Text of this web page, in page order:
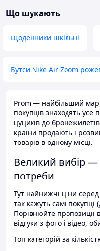
питної води
Що шукають
Щоденники шкільні
Бутси Nike Air Zoom
Prom — найбільший
покупців знаходять усе
цуциків до
країни продають і
товарів в одному місці.
Великий вибір —
потреби
Тут найнижчі ціни
так кажуть самі покупці
Порівнюйте пропозиції
відгуки з фото і відео,
Топ категорій за